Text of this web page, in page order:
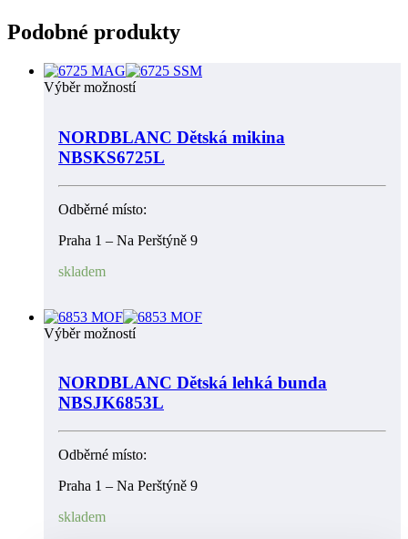
Podobné produkty
Výběr možností
NORDBLANC Dětská mikina
NBSKS6725L
Odběrné místo:
Praha 1 – Na Perštýně 9
skladem
Výběr možností
NORDBLANC Dětská lehká bunda
NBSJK6853L
Odběrné místo:
Praha 1 – Na Perštýně 9
skladem